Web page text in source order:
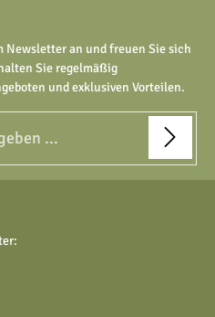
Newsletter an und freuen Sie sich
Sie regelmäßig
und exklusiven Vorteilen.
und bin mit ihnen
Felder sind Pflichtfelder.